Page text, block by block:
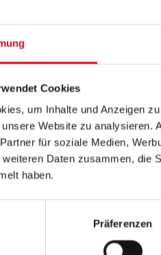
Cookies
um Inhalte und Anzeigen
Website zu analysieren.
für soziale Medien,
Daten zusammen, die
haben.
Präferenzen
Mobil:
Exzellenz
Mobil konnte man bereits
UMM Einblicke in die
unseres